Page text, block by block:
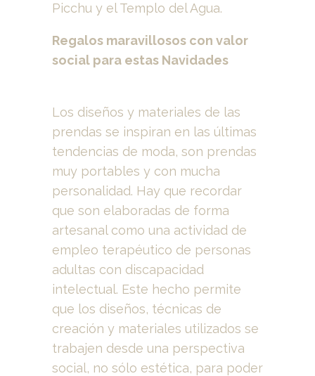
Picchu y el Templo del Agua.
Regalos maravillosos con valor
social para estas Navidades
Los diseños y materiales de las
prendas se inspiran en las últimas
tendencias de moda, son prendas
muy portables y con mucha
personalidad. Hay que recordar
que son elaboradas de forma
artesanal como una actividad de
empleo terapéutico de personas
adultas con discapacidad
intelectual. Este hecho permite
que los diseños, técnicas de
creación y materiales utilizados se
trabajen desde una perspectiva
social, no sólo estética, para poder